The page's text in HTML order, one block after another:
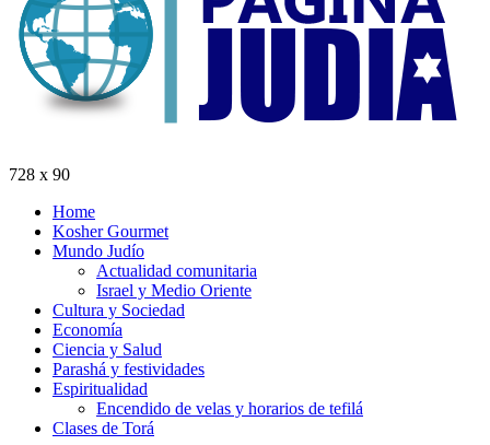
728 x 90
Home
Kosher Gourmet
Mundo Judío
Actualidad comunitaria
Israel y Medio Oriente
Cultura y Sociedad
Economía
Ciencia y Salud
Parashá y festividades
Espiritualidad
Encendido de velas y horarios de tefilá
Clases de Torá